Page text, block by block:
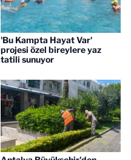
'Bu Kampta Hayat Var'
projesi özel bireylere yaz
tatili sunuyor